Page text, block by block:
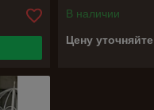
В наличии
Цену уточняйте